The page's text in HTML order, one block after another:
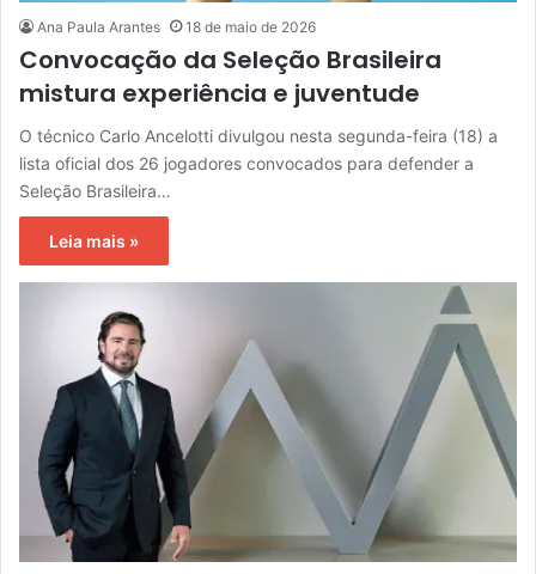
Ana Paula Arantes 18 de maio de 2026
Convocação da Seleção Brasileira
mistura experiência e juventude
O técnico Carlo Ancelotti divulgou nesta segunda-feira (18) a
lista oficial dos 26 jogadores convocados para defender a
Seleção Brasileira…
Leia mais »